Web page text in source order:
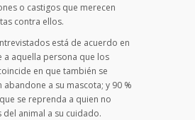
o castigos que merecen
contra ellos.
está de acuerdo en
a aquella persona que los
en que también se
abandone a su mascota; y 90 %
se reprenda a quien no
del animal a su cuidado.